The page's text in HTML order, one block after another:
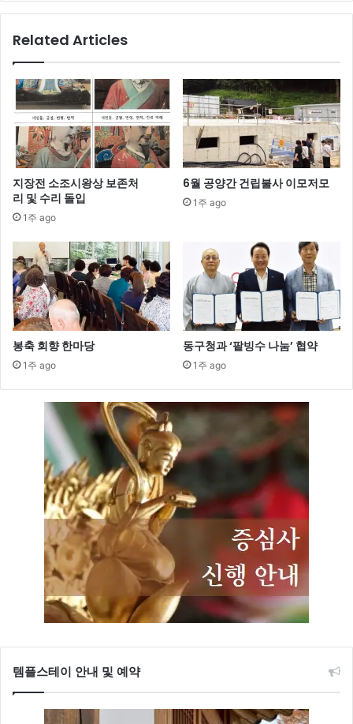
Related Articles
지장전 소조시왕상 보존처
리 및 수리 돌입
1주 ago
6월 공양간 건립불사 이모저모
1주 ago
봉축 회향 한마당
1주 ago
동구청과 ‘팥빙수 나눔’ 협약
1주 ago
템플스테이 안내 및 예약